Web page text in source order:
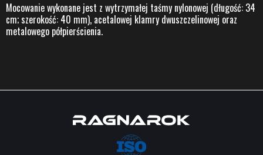
Mocowanie wykonane jest z wytrzymałej taśmy nylonowej (długość: 34
cm; szerokość: 40 mm), acetalowej klamry dwuszczelinowej oraz
metalowego półpierścienia.